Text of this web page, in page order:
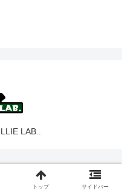
LAB..
トップ サイドバー